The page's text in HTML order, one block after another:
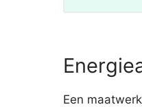
Een